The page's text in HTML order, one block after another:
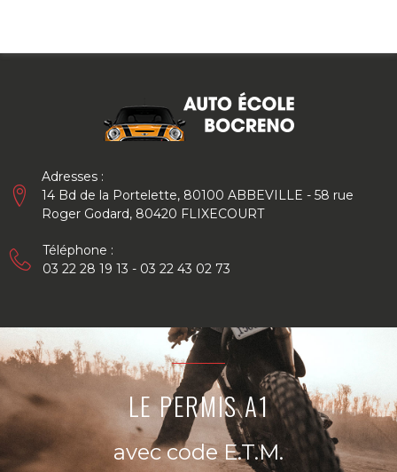
content
Adresses :
14 Bd de la Portelette, 80100 ABBEVILLE - 58 rue
Roger Godard, 80420 FLIXECOURT
Téléphone :
03 22 28 19 13 - 03 22 43 02 73
Permis
A1
LE PERMIS A1
avec code E.T.M.